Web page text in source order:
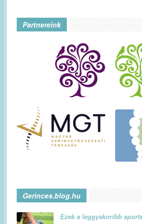
Partnereink
Gerinces.blog.hu
Ezek a leggyakoribb